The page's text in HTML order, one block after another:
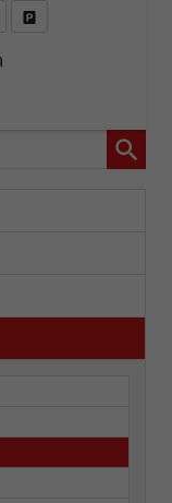
anfordern
Fahrzeugexpose (PDF)